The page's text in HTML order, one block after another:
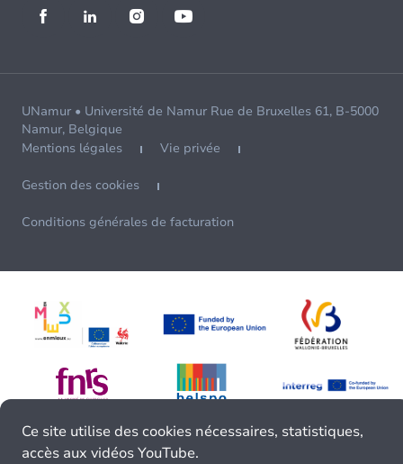
UNamur • Université de Namur Rue de Bruxelles 61, B-5000
Namur, Belgique
Mentions légales
Vie privée
Gestion des cookies
Conditions générales de facturation
Ce site utilise des cookies nécessaires, statistiques,
accès aux vidéos YouTube.